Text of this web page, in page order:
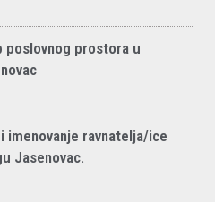
poslovnog prostora u
imenovanje ravnatelja/ice
Jasenovac.